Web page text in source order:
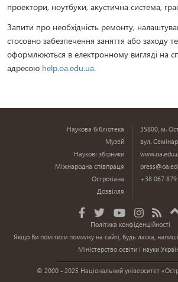
проектори, ноутбуки, акустична система,
Запити про необхідність ремонту,
стосовно забезпечення заняття або заходу
оформлюються в електронному вигляді на
адресою help.oa.edu.ua.
Наукова бібліотека
Музей
Наукові збірники
Міжнародна співпраця
Острогіана
Дозвілля
35800, м.
вул.
+38 067 879
Політика конфіденційності
Якщо Ви помітили помилку на сайті, будь ласка,
Міністерство освіти і науки
© 2000 - 2025 Національний університет